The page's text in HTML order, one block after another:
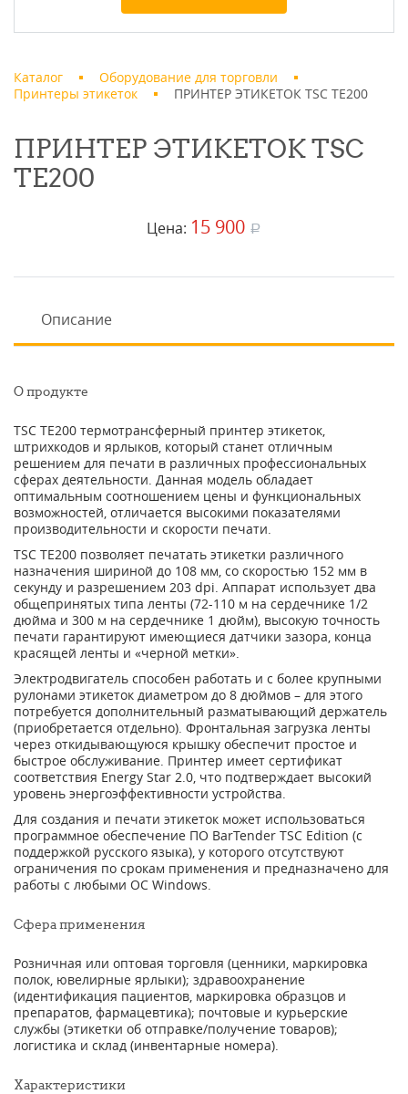
Каталог
Оборудование для торговли
Принтеры этикеток
ПРИНТЕР ЭТИКЕТОК TSC TE200
ПРИНТЕР ЭТИКЕТОК TSC
TE200
Цена: 15 900 a
Описание
О продукте
TSC TE200 термотрансферный принтер этикеток,
штрихкодов и ярлыков, который станет отличным
решением для печати в различных профессиональных
сферах деятельности. Данная модель обладает
оптимальным соотношением цены и функциональных
возможностей, отличается высокими показателями
производительности и скорости печати.
TSC TE200 позволяет печатать этикетки различного
назначения шириной до 108 мм, со скоростью 152 мм в
секунду и разрешением 203 dpi. Аппарат использует два
общепринятых типа ленты (72-110 м на сердечнике 1/2
дюйма и 300 м на сердечнике 1 дюйм), высокую точность
печати гарантируют имеющиеся датчики зазора, конца
красящей ленты и «черной метки».
Электродвигатель способен работать и с более крупными
рулонами этикеток диаметром до 8 дюймов – для этого
потребуется дополнительный разматывающий держатель
(приобретается отдельно). Фронтальная загрузка ленты
через откидывающуюся крышку обеспечит простое и
быстрое обслуживание. Принтер имеет сертификат
соответствия Energy Star 2.0, что подтверждает высокий
уровень энергоэффективности устройства.
Для создания и печати этикеток может использоваться
программное обеспечение ПО BarTender TSC Edition (с
поддержкой русского языка), у которого отсутствуют
ограничения по срокам применения и предназначено для
работы с любыми ОС Windows.
Сфера применения
Розничная или оптовая торговля (ценники, маркировка
полок, ювелирные ярлыки); здравоохранение
(идентификация пациентов, маркировка образцов и
препаратов, фармацевтика); почтовые и курьерские
службы (этикетки об отправке/получение товаров);
логистика и склад (инвентарные номера).
Характеристики